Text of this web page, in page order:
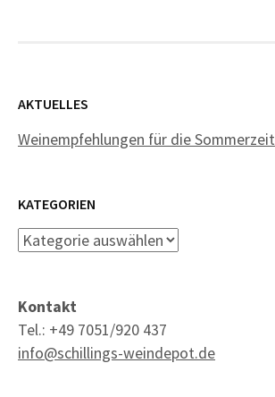
AKTUELLES
Weinempfehlungen für die Sommerzeit
KATEGORIEN
Kategorien
Kontakt
Tel.: +49 7051/920 437
info@schillings-weindepot.de